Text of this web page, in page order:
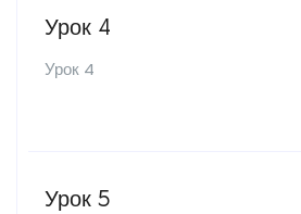
Урок 4
Урок 4
Урок 5